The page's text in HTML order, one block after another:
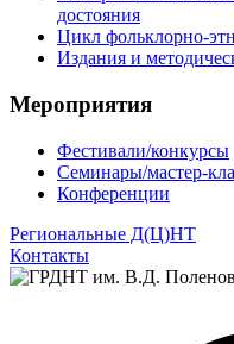
достояния
Цикл фольклорно-
Издания и
Мероприятия
Фестивали/конкурсы
Семинары/мастер-
Конференции
Региональные Д(Ц)НТ
Контакты